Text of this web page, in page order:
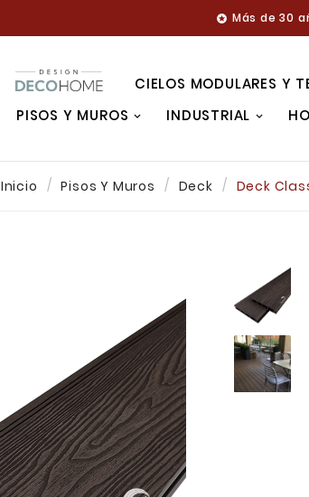
 Más de 30
CIELOS MODULARES Y
PISOS Y MUROS
INDUSTRIAL
Inicio Pisos Y Muros Deck Deck